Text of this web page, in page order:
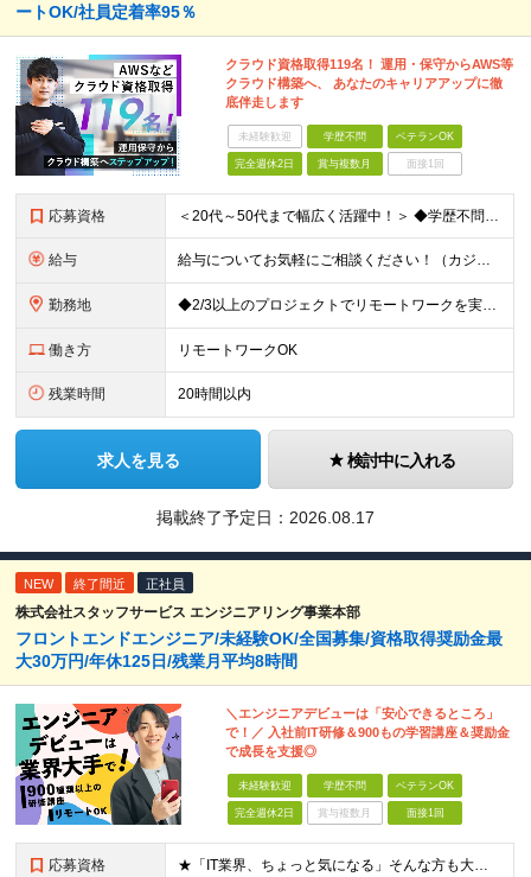
ートOK/社員定着率95％
クラウド資格取得119名！ 運用・保守からAWS等
クラウド構築へ、 あなたのキャリアアップに徹
底伴走します
未経験歓迎 学歴不問 ベテランOK
完全週休2日 賞与複数月 面接1回
応募資格 ＜20代～50代まで幅広く活躍中！＞ ◆学歴不問 ◆何らかのインフラ関連の実務経験 ★経験年数不問/運用監視レベルも歓迎 ＜こんな方は大歓迎！＞ ◎今の収入に不満がある ◎もっと上流の案件で活躍した
給与 給与についてお気軽にご相談ください！（カジュアル面談可能） 月給35万円～＋各種手当＋賞与2回 ※固定残業代は、時間外労働の有無に関わらず40時間分を87,500円～支給 ※超過分は別途支給 ※試用
勤務地 ◆2/3以上のプロジェクトでリモートワークを実施中！ ≪自社拠点≫ ・東京本社／東京都千代田区丸の内二丁目6番1号 丸の内パークビルディング6階 ・関西支社／⼤阪府⼤阪市中央区安⼟町2-3-13 ⼤
働き方 リモートワークOK
残業時間 20時間以内
求人を見る 検討中に入れる
掲載終了予定日： 2026.08.17
NEW 終了間近 正社員
株式会社スタッフサービス エンジニアリング事業本部
フロントエンドエンジニア/未経験OK/全国募集/資格取得奨励金最
大30万円/年休125日/残業月平均8時間
＼エンジニアデビューは「安心できるところ」
で！／ 入社前IT研修＆900もの学習講座＆奨励金
で成長を支援◎
未経験歓迎 学歴不問 ベテランOK
完全週休2日 賞与複数月 面接1回
応募資格 ★「IT業界、ちょっと気になる」そんな方も大歓迎！ ■学歴不問 ■未経験・第二新卒歓迎 ■知識・経験はこれから身につけていければOK！ □■ステップアップ■□ 社内システム開発やインフラ構築などジャ